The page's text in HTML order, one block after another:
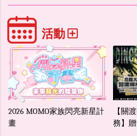
活動
新星計
【關渡探險樂園 寶貝變妝任
Previous